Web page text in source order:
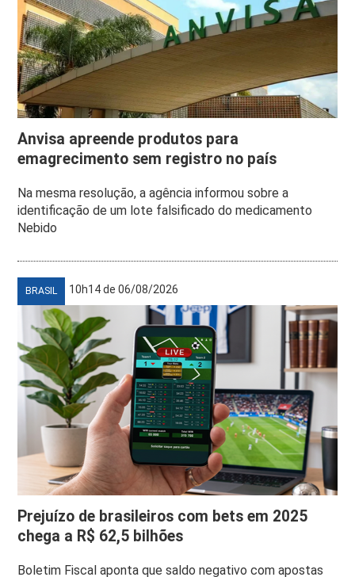
Anvisa apreende produtos para
emagrecimento sem registro no país
Na mesma resolução, a agência informou sobre a
identificação de um lote falsificado do medicamento
Nebido
BRASIL 10h14 de 06/08/2026
Prejuízo de brasileiros com bets em 2025
chega a R$ 62,5 bilhões
Boletim Fiscal aponta que saldo negativo com apostas